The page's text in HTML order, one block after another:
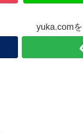
yuka.com